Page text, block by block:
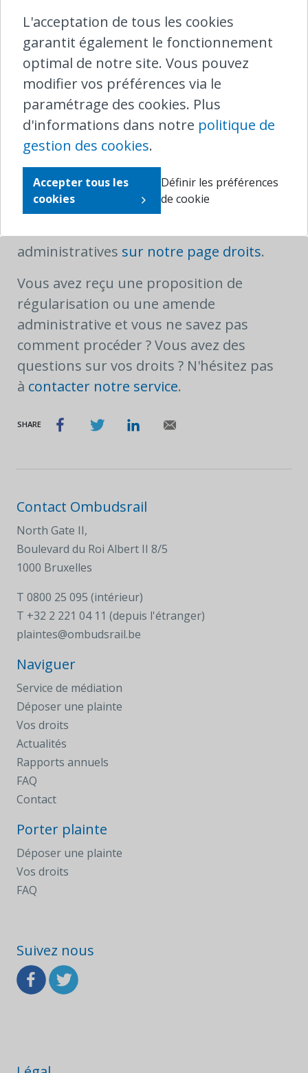
communications via eBox. Si la procédure
administrative est entamée, des délais
d'appel stricts sont d'application.
Vous préférez recevoir votre
correspondance sur papier ? Dans ce cas,
vous apprendrez comment désactiver
votre/vos autorisation(s)
d'eBox.
Vous trouverez plus d'informations
administratives sur notre page droits.
Vous avez reçu une proposition de
régularisation ou une amende
administrative et vous ne savez pas
comment procéder ? Vous avez des
questions sur vos droits ? N'hésitez pas
à contacter notre service.
SHARE
Contact Ombudsrail
North Gate II,
Boulevard du Roi Albert II 8/5
1000 Bruxelles
T 0800 25 095 (intérieur)
T +32 2 221 04 11 (depuis l'étranger)
plaintes@ombudsrail.be
Naviguer
Service de médiation
Déposer une plainte
Vos droits
Actualités
Rapports annuels
FAQ
Contact
Porter plainte
Déposer une plainte
Vos droits
FAQ
Suivez nous
L'acceptation de tous les cookies
garantit également le fonctionnement
optimal de notre site. Vous pouvez
modifier vos préférences via le
paramétrage des cookies. Plus
d'informations dans notre politique de
gestion des cookies.
Accepter tous les
cookies
Définir les préférences
de cookie